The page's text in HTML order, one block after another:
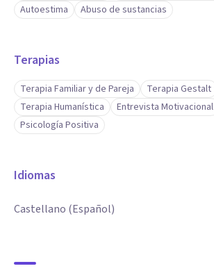
Autoestima
Abuso de sustancias
Terapias
Terapia Familiar y de Pareja
Terapia Gestalt
Terapia Humanística
Entrevista Motivacional
Psicología Positiva
Idiomas
Castellano (Español)